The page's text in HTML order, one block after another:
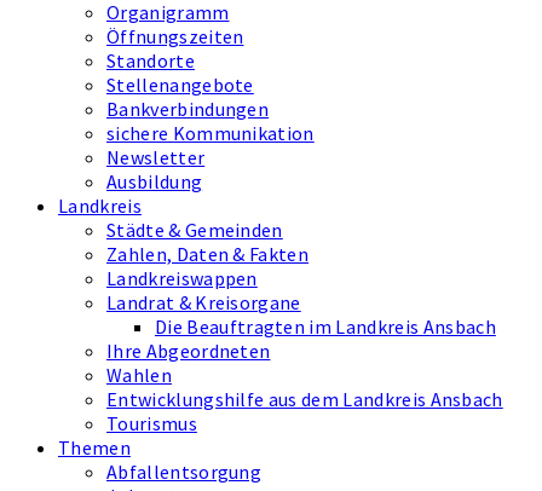
Organigramm
Öffnungszeiten
Standorte
Stellenangebote
Bankverbindungen
sichere Kommunikation
Newsletter
Ausbildung
Landkreis
Städte & Gemeinden
Zahlen, Daten & Fakten
Landkreiswappen
Landrat & Kreisorgane
Die Beauftragten im Landkreis Ansbach
Ihre Abgeordneten
Wahlen
Entwicklungshilfe aus dem Landkreis Ansbach
Tourismus
Themen
Abfallentsorgung